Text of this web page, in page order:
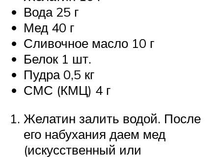
Вода 25 г
Мед 40 г
Сливочное масло 10 г
Белок 1 шт.
Пудра 0,5 кг
СМС (КМЦ) 4 г
Желатин залить водой. После
его набухания даем мед
(искусственный или